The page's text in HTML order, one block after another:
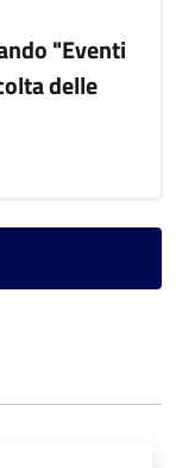
"Eventi
delle